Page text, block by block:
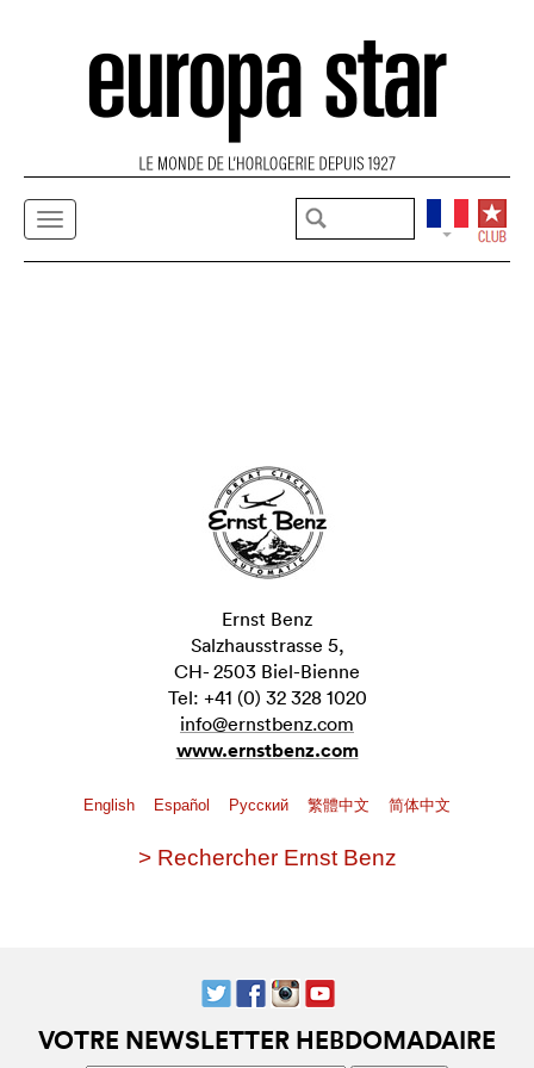
Ernst Benz
Salzhausstrasse 5,
CH- 2503 Biel-Bienne
Tel: +41 (0) 32 328 1020
info@ernstbenz.com
www.ernstbenz.com
English Español Pусский 繁體中文 简体中文
> Rechercher Ernst Benz
VOTRE NEWSLETTER HEBDOMADAIRE